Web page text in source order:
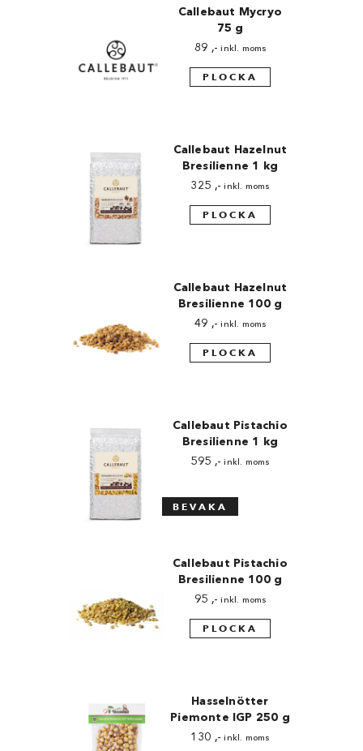
Callebaut Mycryo
75 g
89 ,- inkl. moms
PLOCKA
Callebaut Hazelnut
Bresilienne 1 kg
325 ,- inkl. moms
PLOCKA
Callebaut Hazelnut
Bresilienne 100 g
49 ,- inkl. moms
PLOCKA
Callebaut Pistachio
Bresilienne 1 kg
595 ,- inkl. moms
Callebaut Pistachio
Bresilienne 100 g
95 ,- inkl. moms
PLOCKA
Hasselnötter
Piemonte IGP 250 g
130 ,- inkl. moms